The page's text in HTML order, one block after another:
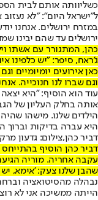
כשליוותה אותם לבית
ל"ישראל היום": "לא
במזרח ירושלים. אנחנו
ירושלים עד שהם יבינו
כהן, המתגורר עם אשתו
ג'ראח, סיפר: "יש כלפינו
כאן אירועים יומיומיים
וגם שברו לנו חנוכייה.
עוד הוא הוסיף: "היא
אותה בחלק העליון של
הילדים שלנו. מישהו
היא עברה בדיקות וברוך
דביר כהן,צילום: גדעון
דביר כהן הוסיף
עקבה אחריה. מוריה
שהבן שלנו צעק: 'אימא,
נבהלה מהסיטואציה
הייתה ממשיכה אני לא